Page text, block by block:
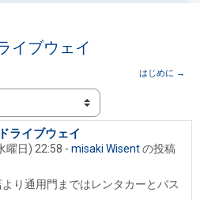
イブウェイ
はじめに →
ライブウェイ
曜日) 22:58 - misaki Wisentの投稿
り通用門まではレンタカーとバス